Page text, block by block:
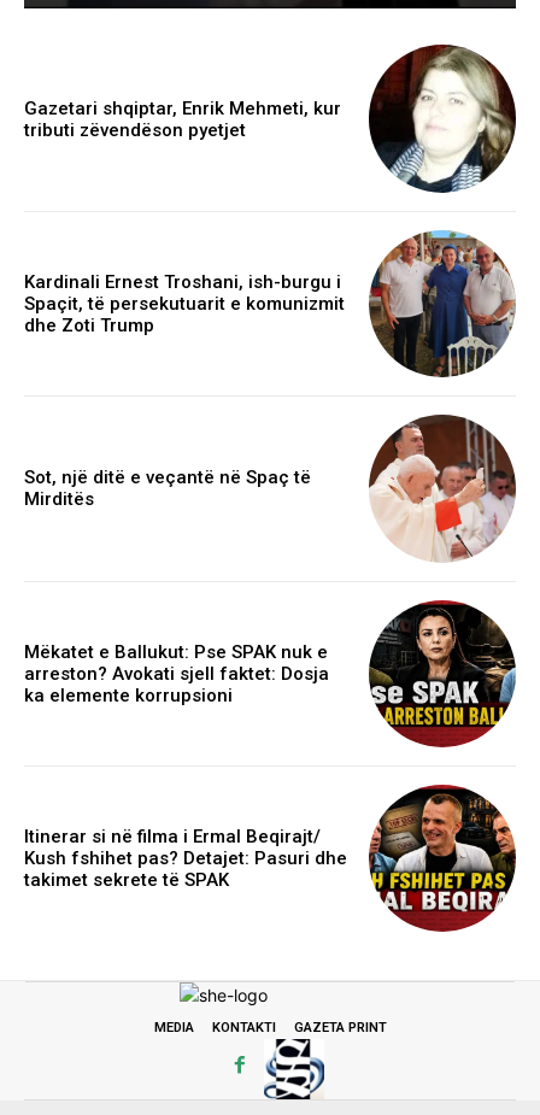
Gazetari shqiptar, Enrik Mehmeti, kur
tributi zëvendëson pyetjet
Kardinali Ernest Troshani, ish-burgu i
Spaçit, të persekutuarit e komunizmit
dhe Zoti Trump
Sot, një ditë e veçantë në Spaç të
Mirditës
Mëkatet e Ballukut: Pse SPAK nuk e
arreston? Avokati sjell faktet: Dosja
ka elemente korrupsioni
Itinerar si në filma i Ermal Beqirajt/
Kush fshihet pas? Detajet: Pasuri dhe
takimet sekrete të SPAK
MEDIA KONTAKTI GAZETA PRINT